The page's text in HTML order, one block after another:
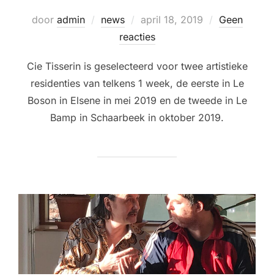
door admin news
Geplaatst
op
april 18, 2019
Geen
reacties
Cie Tisserin is geselecteerd voor twee artistieke
residenties van telkens 1 week, de eerste in Le
Boson in Elsene in mei 2019 en de tweede in Le
Bamp in Schaarbeek in oktober 2019.